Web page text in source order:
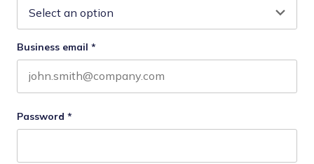
Business email *
Password *